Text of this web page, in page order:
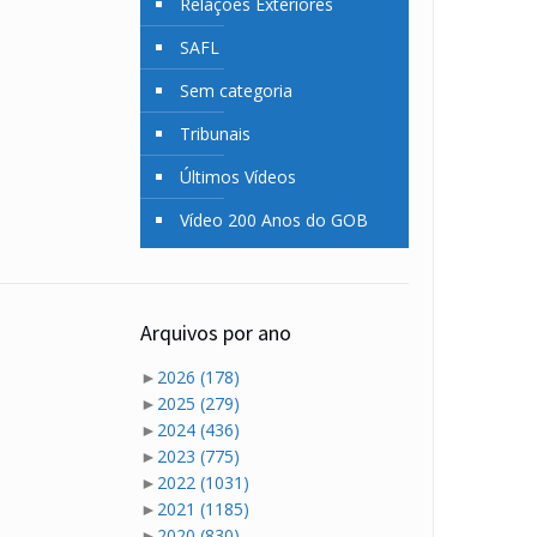
SAFL
Sem categoria
Tribunais
Últimos Vídeos
Vídeo 200 Anos do GOB
Arquivos por ano
► 2026 (178)
► 2025 (279)
► 2024 (436)
► 2023 (775)
► 2022 (1031)
► 2021 (1185)